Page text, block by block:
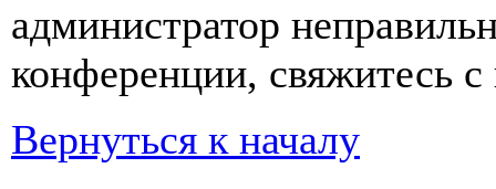
администратор
конференции, свяжитесь
Вернуться к началу